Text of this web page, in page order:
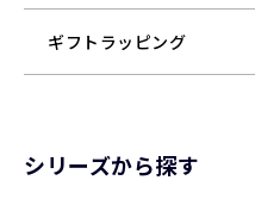
ギフトラッピング
シリーズから探す